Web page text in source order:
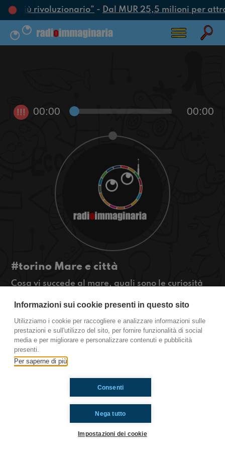
più rivoluzionario”- Dal MUR 25,5 milioni per
!!! 00:00 00:00
#torino Mare e città
Cosa vi succede al mare, quali sono le curiosità
#OkkinSu www.radioimmaginaria.it
Torino
Ti è piaciuto? Condividilo!
Informazioni sui cookie presenti in questo sito
Utilizziamo i cookie per raccogliere e analizzare informazioni sulle
prestazioni e sull'utilizzo del sito, per fornire funzionalità di social
media e per migliorare e personalizzare contenuti e pubblicità
presenti.
Per saperne di più
Nega tutto
Consenti
Impostazioni dei cookie